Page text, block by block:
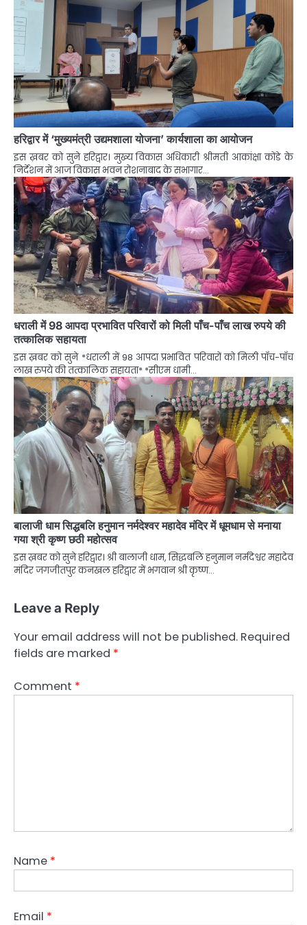
हरिद्वार में ‘मुख्यमंत्री उद्यमशाला योजना’ कार्यशाला का आयोजन
इस ख़बर को सुने हरिद्वार। मुख्य विकास अधिकारी श्रीमती आकांक्षा कोंडे के
निर्देशन में आज विकास भवन रोशनाबाद के सभागार…
धराली में 98 आपदा प्रभावित परिवारों को मिली पाँच-पाँच लाख रुपये की
तत्कालिक सहायता
इस ख़बर को सुने *धराली में 98 आपदा प्रभावित परिवारों को मिली पाँच-पाँच
लाख रुपये की तत्कालिक सहायता* *सीएम धामी…
बालाजी धाम सिद्धबलि हनुमान नर्मदेश्वर महादेव मंदिर में धूमधाम से मनाया
गया श्री कृष्ण छठी महोत्सव
इस ख़बर को सुने हरिद्वार। श्री बालाजी धाम, सिद्धबलि हनुमान नर्मदेश्वर महादेव
मंदिर जगजीतपुर कनखल हरिद्वार में भगवान श्री कृष्ण…
Leave a Reply
Your email address will not be published. Required
fields are marked *
Comment *
Name *
Email *